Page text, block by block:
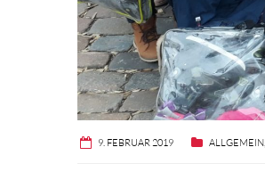
9. FEBRUAR 2019 ALLGEMEIN